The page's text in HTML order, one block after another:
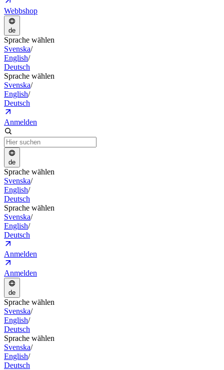
Webbshop
de
Sprache wählen
Svenska/
English/
Deutsch
Sprache wählen
Svenska/
English/
Deutsch
Anmelden
de
Sprache wählen
Svenska/
English/
Deutsch
Sprache wählen
Svenska/
English/
Deutsch
Anmelden
Anmelden
de
Sprache wählen
Svenska/
English/
Deutsch
Sprache wählen
Svenska/
English/
Deutsch